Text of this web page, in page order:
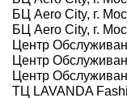
БЦ Aero City, г.
БЦ Aero City, г.
Центр
Центр
Центр
ТЦ LAVANDA